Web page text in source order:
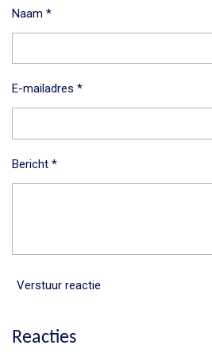
Naam *
E-mailadres *
Bericht *
Verstuur reactie
Reacties